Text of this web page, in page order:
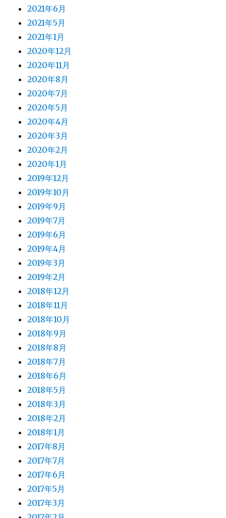
2021年6月
2021年5月
2021年1月
2020年12月
2020年11月
2020年8月
2020年7月
2020年5月
2020年4月
2020年3月
2020年2月
2020年1月
2019年12月
2019年10月
2019年9月
2019年7月
2019年6月
2019年4月
2019年3月
2019年2月
2018年12月
2018年11月
2018年10月
2018年9月
2018年8月
2018年7月
2018年6月
2018年5月
2018年3月
2018年2月
2018年1月
2017年8月
2017年7月
2017年6月
2017年5月
2017年3月